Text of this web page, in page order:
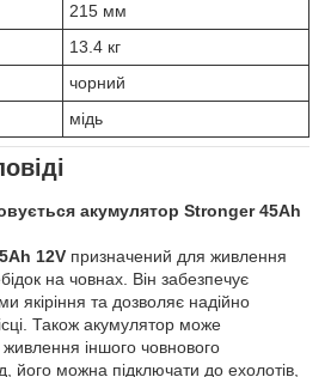
215 мм
13.4 кг
чорний
мідь
акумулятор Stronger 45Ah
12V призначений для живлення
на човнах. Він забезпечує
якіріння та дозволяє надійно
Також акумулятор може
іншого човнового
його можна підключати до ехолотів,